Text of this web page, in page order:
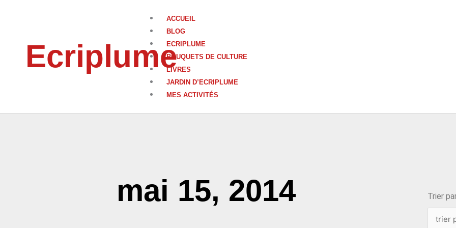
Ecriplume
ACCUEIL
BLOG
ECRIPLUME
BOUQUETS DE CULTURE
LIVRES
JARDIN D’ECRIPLUME
MES ACTIVITÉS
mai 15, 2014 Trier